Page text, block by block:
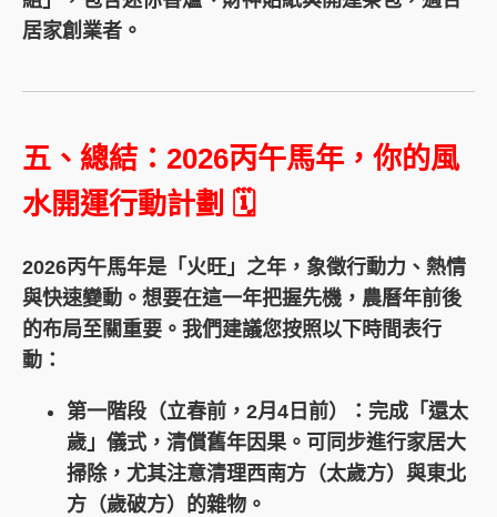
居家創業者。
五、總結：2026丙午馬年，你的風
水開運行動計劃 🗓️
2026丙午馬年是「火旺」之年，象徵行動力、熱情
與快速變動。想要在這一年把握先機，農曆年前後
的布局至關重要。我們建議您按照以下時間表行
動：
第一階段（立春前，2月4日前）
：完成「還太
歲」儀式，清償舊年因果。可同步進行家居大
掃除，尤其注意清理西南方（太歲方）與東北
方（歲破方）的雜物。